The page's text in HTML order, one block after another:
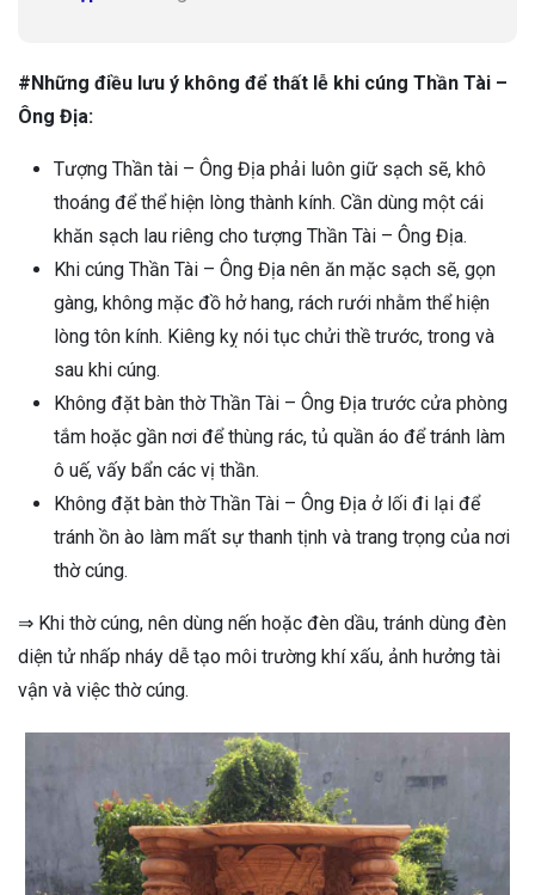
#Những điều lưu ý không để thất lễ khi cúng Thần Tài –
Ông Địa:
Tượng Thần tài – Ông Địa phải luôn giữ sạch sẽ, khô
thoáng để thể hiện lòng thành kính. Cần dùng một cái
khăn sạch lau riêng cho tượng Thần Tài – Ông Địa.
Khi cúng Thần Tài – Ông Địa nên ăn mặc sạch sẽ, gọn
gàng, không mặc đồ hở hang, rách rưới nhằm thể hiện
lòng tôn kính. Kiêng kỵ nói tục chửi thề trước, trong và
sau khi cúng.
Không đặt bàn thờ Thần Tài – Ông Địa trước cửa phòng
tắm hoặc gần nơi để thùng rác, tủ quần áo để tránh làm
ô uế, vấy bẩn các vị thần.
Không đặt bàn thờ Thần Tài – Ông Địa ở lối đi lại để
tránh ồn ào làm mất sự thanh tịnh và trang trọng của nơi
thờ cúng.
⇒ Khi thờ cúng, nên dùng nến hoặc đèn dầu, tránh dùng đèn
diện tử nhấp nháy dễ tạo môi trường khí xấu, ảnh hưởng tài
vận và việc thờ cúng.